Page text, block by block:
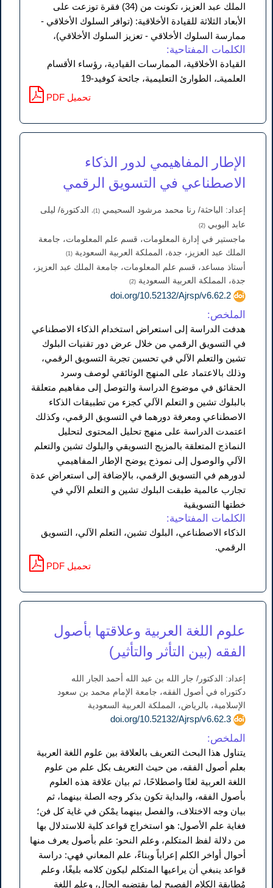
الملك عبد العزيز، تكونت من (34) فقرة توزعت على
الأبعاد الثلاثة للقيادة الأخلاقية: (توافر السلوك الأخلاقي -
ممارسة السلوك الأخلاقي - تعزيز السلوك الأخلاقي)،
الكلمات المفتاحية:
القيادة الأخلاقية، الممارسات القيادية، رؤساء الأقسام
العلميةـ، الطوارئ التعليمية، جائحة كوفيد-19
PDF تحميل
الإطار المفاهيمي لدور الذكاء
الاصطناعي في التسويق الرقمي
إعداد: الباحثة/ رنا محمد مرشود السحيمي (1)،
الدكتورة/ ليلى
عابد اليوبي (2)
ماجستير في إدارة المعلومات، قسم علم المعلومات، جامعة
الملك عبد العزيز، جدة، المملكة العربية السعودية (1)
أستاذ مساعد، قسم علم المعلومات، جامعة الملك عبد العزيز،
جدة، المملكة العربية السعودية (2)
doi.org/10.52132/Ajrsp/v6.62.2
الملخص:
هدفت الدراسة إلى استعراض استخدام الذكاء الاصطناعي
في التسويق الرقمي من خلال عرض دور تقنيات البلوك
تشين والتعلم الآلي في تحسين تجربة التسويق الرقمي،
وذلك بالاعتماد على المنهج الوثائقي لوصف وسرد
الحقائق في موضوع الدراسة والتوصل إلى مفاهيم متعلقة
بالبلوك تشين و التعلم الآلي كجزء من تطبيقات الذكاء
الاصطناعي ومعرفة دورهما في التسويق الرقمي، وكذلك
اعتمدت الدراسة على منهج تحليل المحتوى لتحليل
النماذج المتعلقة بالمزيج التسويقي والبلوك تشين والتعلم
الآلي والوصول إلى نموذج يوضح الإطار المفاهيمي
لدورهم في التسويق الرقمي، بالإضافة إلى استعراض عدة
تجارب عالمية طبقت البلوك تشين و التعلم الآلي في
خطتها التسويقية
الكلمات المفتاحية:
الذكاء الاصطناعي، البلوك تشين، التعلم الآلي، التسويق
الرقمي.
PDF تحميل
علوم اللغة العربية وعلاقتها بأصول
الفقه (بين التأثر والتأثير)
إعداد: الدكتور/ جار الله بن عبد الله أحمد الجار الله
دكتوراه في أصول الفقه، جامعة الإمام محمد بن سعود
الإسلامية، بالرياض، المملكة العربية السعودية
doi.org/10.52132/Ajrsp/v6.62.3
الملخص:
يتناول هذا البحث التعريف بالعلاقة بين علوم اللغة العربية
بعلم أصول الفقه، من حيث التعريف بكل علم من علوم
اللغة العربية لغتًا واصطلاحًا، ثم بيان علاقة هذه العلوم
بأصول الفقه، والبداية تكون بذكر وجه الصلة بينهما، ثم
بيان وجه الاختلاف، والفصل بينهما يمْكن في غاية كل فن؛
فغاية علم الأصول: هو استخراج قواعد كلية للاستدلال بها
من دلالة لفظ المتكلم، وعلم النحو: علم بأصول يعرف منها
أحوال أواخر الكلم إعراباً وبناءً، علم المعاني فهي: دراسة
قواعد ينبغي أن يراعيها المتكلم ليكون كلامه بليغًا، وعلم
مُطابقة الكلام الفصيح لما يقتضيه الحال، وعلم اللغة